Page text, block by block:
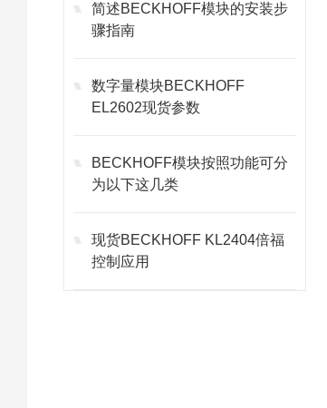
简述BECKHOFF模块的安装步
骤指南
数字量模块BECKHOFF
EL2602现货参数
BECKHOFF模块按照功能可分
为以下这几类
现货BECKHOFF KL2404倍福
控制应用